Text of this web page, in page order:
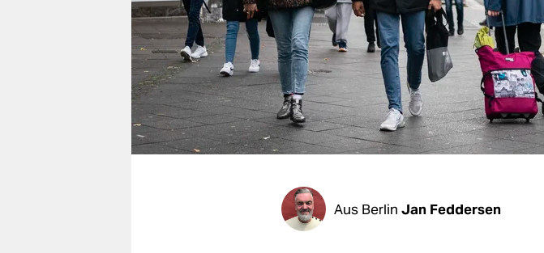
veranstaltungen
shop
fragen & hilfe
unterstützen
abo
Aus Berlin Jan Feddersen